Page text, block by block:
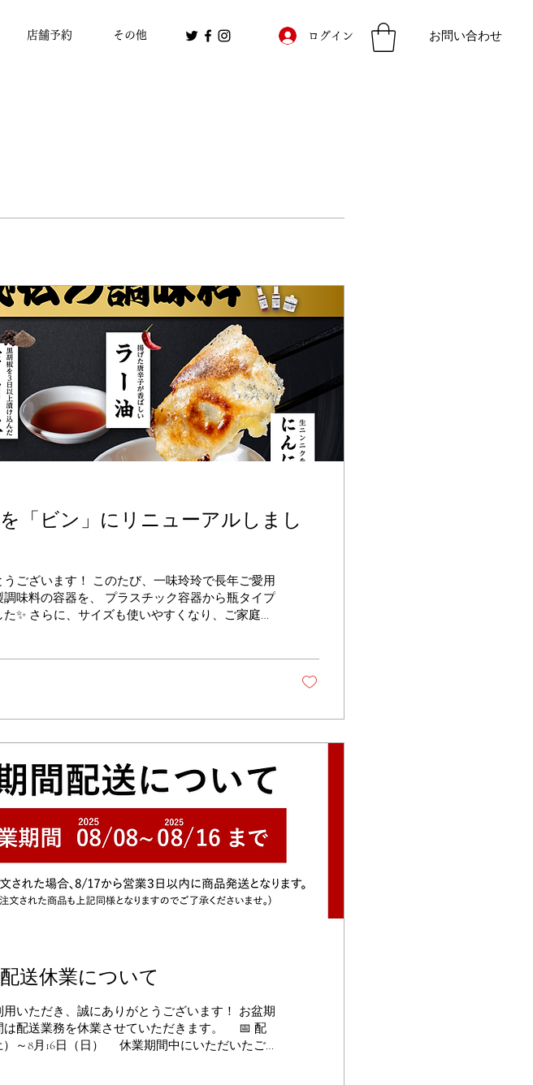
店舗予約 その他 ログイン お問い合わせ
「ビン」にリニューアルしまし
ございます！ このたび、一味玲玲で長年ご愛用
味料の容器を、 プラスチック容器から瓶タイプ
✨ さらに、サイズも使いやすくなり、ご家庭で
！
送休業について
いただき、誠にありがとうございます！ お盆期
は配送業務を休業させていただきます。 📅 配
）～8月16日（日） 休業期間中にいただいたご